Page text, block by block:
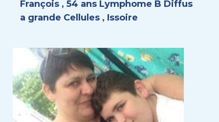
François , 54 ans Lymphome B Diffus
a grande Cellules , Issoire